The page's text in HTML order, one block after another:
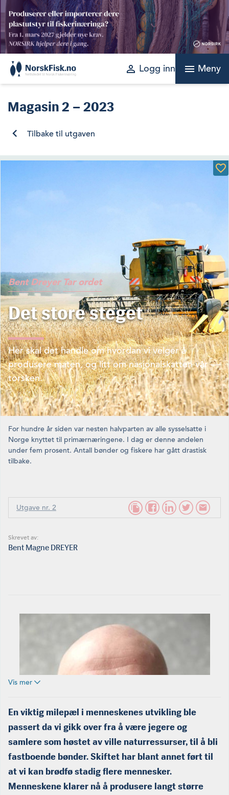
Skip
content
perm_identity Logg inn menu Meny
Magasin2 – 2023
Tilbake til utgaven
Bent Dreyer Tar ordet
Det store steget
Her skal det handle om hvordan vi velger å
produsere maten, og litt om nasjonalskatten vår —
torsken.
For hundre år siden var nesten halvparten av alle sysselsatte i
Norge knyttet til primærnæringene. I dag er denne andelen
under fem prosent. Antall bønder og fiskere har gått drastisk
tilbake.
Utgave nr. 2
Skrevet av:
Bent Magne DREYER
Vis mer
En viktig milepæl i menneskenes utvikling ble
passert da vi gikk over fra å være jegere og
samlere som høstet av ville naturressurser, til å bli
fastboende bønder. Skiftet har blant annet ført til
at vi kan brødfø stadig flere mennesker.
Menneskene klarer nå å produsere langt større